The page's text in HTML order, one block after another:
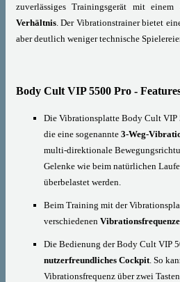
zuverlässiges Trainingsgerät mit einem
Verhältnis . Der Vibrationstrainer bietet
aber deutlich weniger technische
Body Cult VIP 5500 Pro -
Die Vibrationsplatte Body Cult VIP
die eine sogenannte 3-Weg-
multi-direktionale
Gelenke wie beim natürlichen
überbelastet werden.
Beim Training mit der
verschiedenen
Die Bedienung der Body Cult VIP
nutzerfreundliches Cockpit . So
Vibrationsfrequenz über zwei